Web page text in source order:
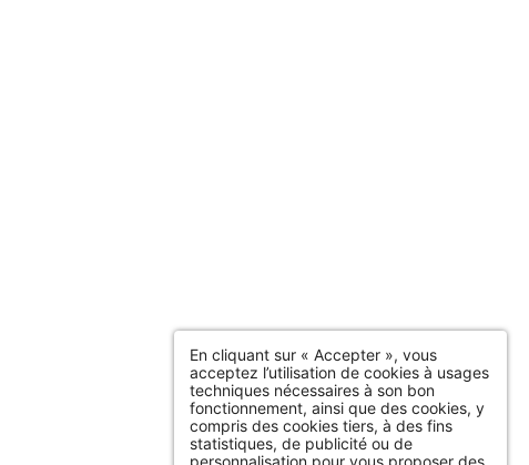
En cliquant sur « Accepter », vous
acceptez l’utilisation de cookies à usages
techniques nécessaires à son bon
fonctionnement, ainsi que des cookies, y
compris des cookies tiers, à des fins
statistiques, de publicité ou de
personnalisation pour vous proposer des